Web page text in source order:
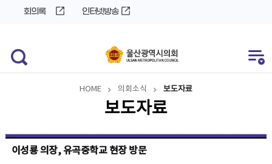
회의록 인터넷방송
HOME 의회소식 보도자료
보도자료
이성룡 의장, 유곡중학교 현장 방문